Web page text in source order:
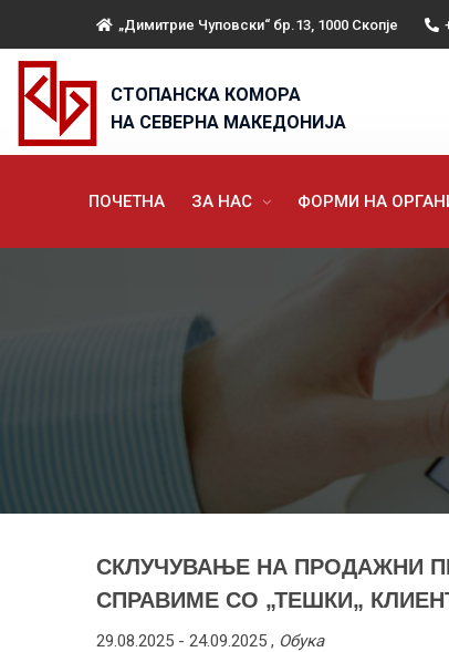
„Димитрие Чуповски“ бр.13, 1000 Скопје
СТОПАНСКА КОМОРА
НА СЕВЕРНА МАКЕДОНИЈА
ПОЧЕТНА ЗА НАС ФОРМИ НА
СКЛУЧУВАЊЕ НА ПРОДАЖНИ
СПРАВИМЕ СО „ТЕШКИ„
29.08.2025 - 24.09.2025 , Обука